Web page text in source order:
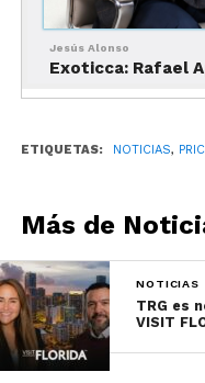
Jesús Alonso
Exoticca: Rafael
ETIQUETAS: NOTICIAS,
Más de
NOTICIAS
TRG es
VISIT